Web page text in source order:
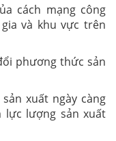
cách mạng công
và khu vực trên
phương thức sản
xuất ngày càng
lực lượng sản xuất